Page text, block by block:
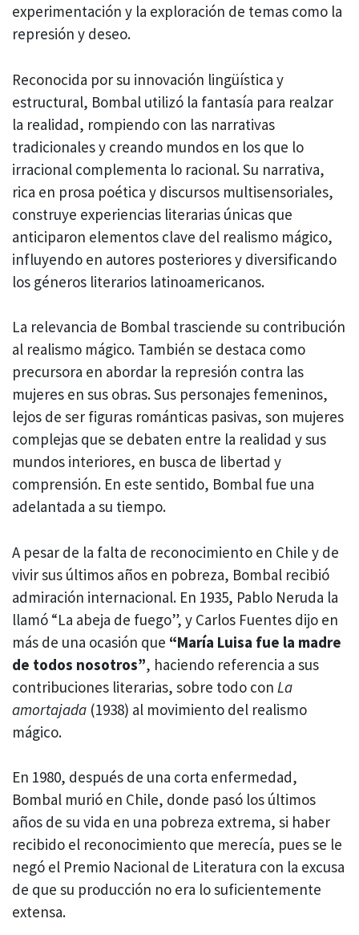
experimentación y la exploración de temas como la
represión y deseo.
Reconocida por su innovación lingüística y
estructural, Bombal utilizó la fantasía para realzar
la realidad, rompiendo con las narrativas
tradicionales y creando mundos en los que lo
irracional complementa lo racional. Su narrativa,
rica en prosa poética y discursos multisensoriales,
construye experiencias literarias únicas que
anticiparon elementos clave del realismo mágico,
influyendo en autores posteriores y diversificando
los géneros literarios latinoamericanos.
La relevancia de Bombal trasciende su contribución
al realismo mágico. También se destaca como
precursora en abordar la represión contra las
mujeres en sus obras. Sus personajes femeninos,
lejos de ser figuras románticas pasivas, son mujeres
complejas que se debaten entre la realidad y sus
mundos interiores, en busca de libertad y
comprensión. En este sentido, Bombal fue una
adelantada a su tiempo.
A pesar de la falta de reconocimiento en Chile y de
vivir sus últimos años en pobreza, Bombal recibió
admiración internacional. En 1935, Pablo Neruda la
llamó “La abeja de fuego”, y Carlos Fuentes dijo en
más de una ocasión que “María Luisa fue la madre
de todos nosotros”, haciendo referencia a sus
contribuciones literarias, sobre todo con La
amortajada (1938) al movimiento del realismo
mágico.
En 1980, después de una corta enfermedad,
Bombal murió en Chile, donde pasó los últimos
años de su vida en una pobreza extrema, si haber
recibido el reconocimiento que merecía, pues se le
negó el Premio Nacional de Literatura con la excusa
de que su producción no era lo suficientemente
extensa.